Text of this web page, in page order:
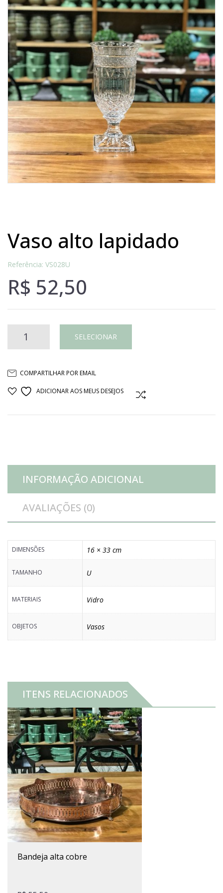
Lost Password
Cadastrar Conta
vaso alto lapidado
Referência: VS028U
R$ 52,50
lapidado
SELECIONAR
COMPARTILHAR POR EMAIL
ADICIONAR AOS MEUS DESEJOS
INFORMAÇÃO ADICIONAL
AVALIAÇÕES (0)
DIMENSÕES 16 × 33 cm
TAMANHO U
MATERIAIS Vidro
OBJETOS Vasos
ITENS RELACIONADOS
bandeja alta cobre